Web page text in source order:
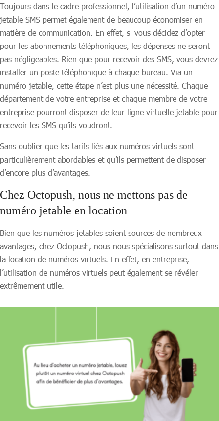
Toujours dans le cadre professionnel, l’utilisation d’un numéro
jetable SMS permet également de beaucoup économiser en
matière de communication. En effet, si vous décidez d’opter
pour les abonnements téléphoniques, les dépenses ne seront
pas négligeables. Rien que pour recevoir des SMS, vous devrez
installer un poste téléphonique à chaque bureau. Via un
numéro jetable, cette étape n’est plus une nécessité. Chaque
département de votre entreprise et chaque membre de votre
entreprise pourront disposer de leur ligne virtuelle jetable pour
recevoir les SMS qu’ils voudront.
Sans oublier que les tarifs liés aux numéros virtuels sont
particulièrement abordables et qu’ils permettent de disposer
d’encore plus d’avantages.
Chez Octopush, nous ne mettons pas de
numéro jetable en location
Bien que les numéros jetables soient sources de nombreux
avantages, chez Octopush, nous nous spécialisons surtout dans
la location de numéros virtuels. En effet, en entreprise,
l’utilisation de numéros virtuels peut également se révéler
extrêmement utile.